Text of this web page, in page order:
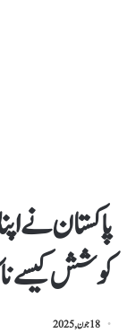
پاکستان نے
کوشش کیسے
18 جون, 2025